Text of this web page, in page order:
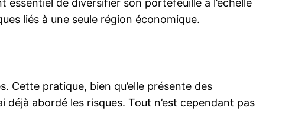
liés à une seule région économique.
Cette pratique, bien qu’elle présente des
déjà abordé les risques. Tout n’est cependant pas